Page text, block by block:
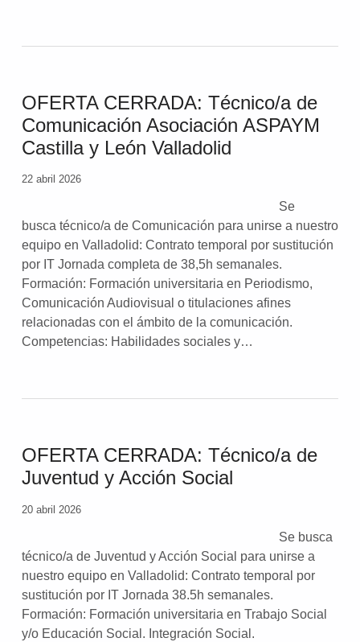
OFERTA CERRADA: Técnico/a de
Comunicación Asociación ASPAYM
Castilla y León Valladolid
22 abril 2026
Se
busca técnico/a de Comunicación para unirse a nuestro
equipo en Valladolid: Contrato temporal por sustitución
por IT Jornada completa de 38,5h semanales.
Formación: Formación universitaria en Periodismo,
Comunicación Audiovisual o titulaciones afines
relacionadas con el ámbito de la comunicación.
Competencias: Habilidades sociales y…
OFERTA CERRADA: Técnico/a de
Juventud y Acción Social
20 abril 2026
Se busca
técnico/a de Juventud y Acción Social para unirse a
nuestro equipo en Valladolid: Contrato temporal por
sustitución por IT Jornada 38.5h semanales.
Formación: Formación universitaria en Trabajo Social
y/o Educación Social. Integración Social.